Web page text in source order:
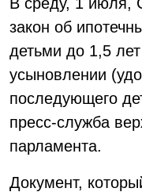
закон об
детьми до 1,5
усыновлении
последующего
пресс-служба
парламента.
Документ,